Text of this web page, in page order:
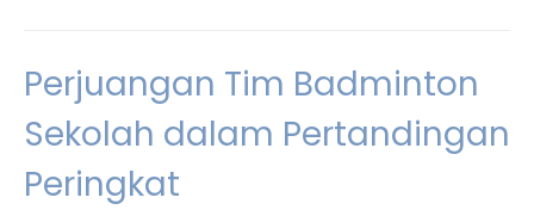
Perjuangan Tim Badminton
Sekolah dalam Pertandingan
Peringkat